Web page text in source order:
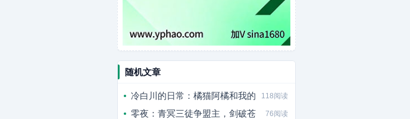
随机文章
冷白川的日常：橘猫阿橘和我的 118阅读
零夜：青冥三徒争盟主，剑破苍 76阅读